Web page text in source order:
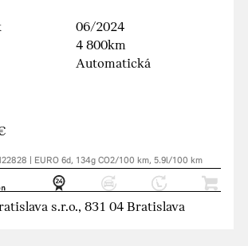
06/2024
4 800km
Automatická
| EURO 6d, 134g CO2/100 km, 5.9l/100 km
s.r.o., 831 04 Bratislava